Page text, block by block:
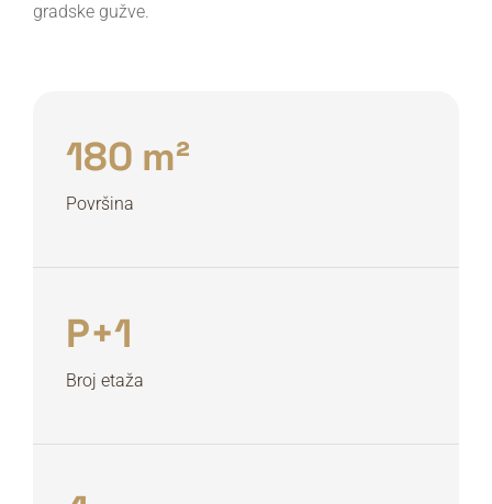
gradske gužve.
180 m²
Površina
P+1
Broj etaža